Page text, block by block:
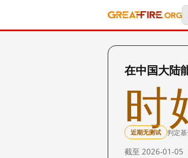
在中国大陆
时
近期无测试 判定
截至 2026-01-05